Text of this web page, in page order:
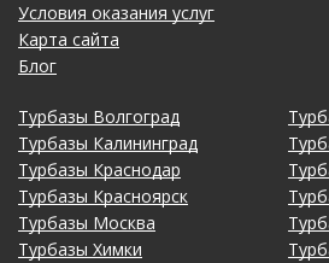
Условия оказания услуг
Карта сайта
Блог
Турбазы Волгоград
Турбазы Калининград
Турбазы Краснодар
Турбазы Красноярск
Турбазы Москва
Турбазы Химки